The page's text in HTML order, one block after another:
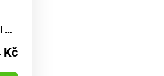
Dětský svetr chlapčenský, značky Minoti, model BRO 6, barva khaki - velikost 92/98 | pro věk 2-3 let
Kč